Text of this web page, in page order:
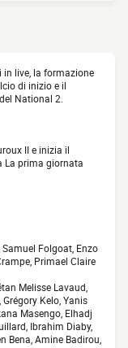
in live, la formazione
di inizio e il
National 2.
II e inizia il
La prima giornata
Folgoat, Enzo
Primael Claire
Melisse Lavaud,
Kelo, Yanis
Masengo, Elhadj
Ibrahim Diaby,
Bena, Amine Badirou,